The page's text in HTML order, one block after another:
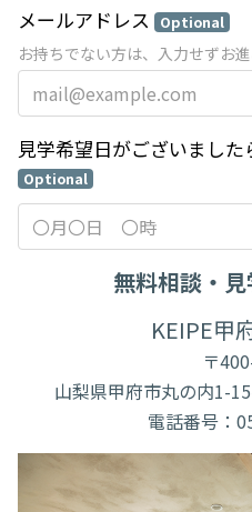
メールアドレス Optional
お持ちでない方は、入力せずお進
見学希望日がございました
Optional
無料相談・
KEIPE甲
〒
山梨県甲府市丸の内1-
電話番号：